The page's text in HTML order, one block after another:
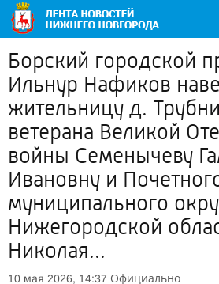
Борский городской
Ильнур Нафиков
жительницу д.
ветерана Великой
войны Семенычеву
Ивановну и
муниципального
Нижегородской
Николая...
10 мая 2026, 14:37 Официально